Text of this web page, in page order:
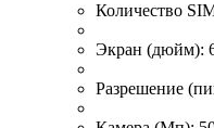
Количество
Экран (дюйм):
Разрешение